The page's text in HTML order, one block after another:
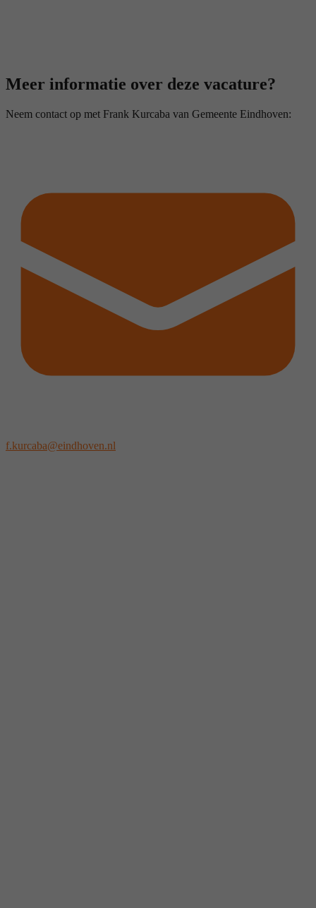
Meer informatie over deze vacature?
Neem contact op met Frank Kurcaba van Gemeente Eindhoven:
f.kurcaba@eindhoven.nl